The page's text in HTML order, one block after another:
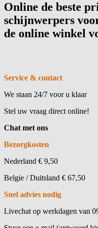
Online de beste
schijnwerpers
de online winkel
Service & contact
We staan 24/7 voor u klaar
Stel uw vraag direct online!
Chat met ons
Bezorgkosten
Nederland € 9,50
Belgie / Duitsland € 67,50
Snel advies nodig
Livechat op werkdagen van